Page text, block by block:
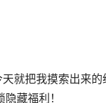
就把我摸索出来
藏福利！